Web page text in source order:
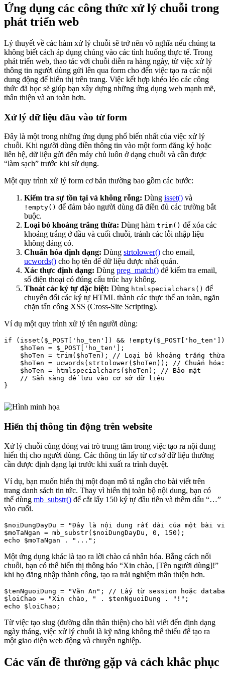
Ứng dụng các công thức xử lý chuỗi trong
phát triển web
Lý thuyết về các hàm xử lý chuỗi sẽ trở nên vô nghĩa nếu chúng ta
không biết cách áp dụng chúng vào các tình huống thực tế. Trong
phát triển web, thao tác với chuỗi diễn ra hàng ngày, từ việc xử lý
thông tin người dùng gửi lên qua form cho đến việc tạo ra các nội
dung động để hiển thị trên trang. Việc kết hợp khéo léo các công
thức đã học sẽ giúp bạn xây dựng những ứng dụng web mạnh mẽ,
thân thiện và an toàn hơn.
Xử lý dữ liệu đầu vào từ form
Đây là một trong những ứng dụng phổ biến nhất của việc xử lý
chuỗi. Khi người dùng điền thông tin vào một form đăng ký hoặc
liên hệ, dữ liệu gửi đến máy chủ luôn ở dạng chuỗi và cần được
“làm sạch” trước khi sử dụng.
Một quy trình xử lý form cơ bản thường bao gồm các bước:
Kiểm tra sự tồn tại và không rỗng: Dùng isset() và
!empty() để đảm bảo người dùng đã điền đủ các trường bắt
buộc.
Loại bỏ khoảng trắng thừa: Dùng hàm trim() để xóa các
khoảng trắng ở đầu và cuối chuỗi, tránh các lỗi nhập liệu
không đáng có.
Chuẩn hóa định dạng: Dùng strtolower() cho email,
ucwords() cho họ tên để dữ liệu được nhất quán.
Xác thực định dạng: Dùng preg_match() để kiểm tra email,
số điện thoại có đúng cấu trúc hay không.
Thoát các ký tự đặc biệt: Dùng htmlspecialchars() để
chuyển đổi các ký tự HTML thành các thực thể an toàn, ngăn
chặn tấn công XSS (Cross-Site Scripting).
Ví dụ một quy trình xử lý tên người dùng:
if (isset($_POST['ho_ten']) &&
    $hoTen = $_POST['ho_ten'];
    $hoTen = trim($hoTen); // Loại bỏ khoảng trắng thừa
$hoTen = ucwords(strtolower($hoTen)); // Chuẩn
    $hoTen = htmlspecialchars($hoTen); // Bảo mật
    // Sẵn sàng để lưu vào cơ sở dữ liệu
Hiển thị thông tin động trên website
Xử lý chuỗi cũng đóng vai trò trung tâm trong việc tạo ra nội dung
hiển thị cho người dùng. Các thông tin lấy từ cơ sở dữ liệu thường
cần được định dạng lại trước khi xuất ra trình duyệt.
Ví dụ, bạn muốn hiển thị một đoạn mô tả ngắn cho bài viết trên
trang danh sách tin tức. Thay vì hiển thị toàn bộ nội dung, bạn có
thể dùng mb_substr() để cắt lấy 150 ký tự đầu tiên và thêm dấu “…”
vào cuối.
$noiDungDayDu = "Đây là nội dung rất dài của một
$moTaNgan = mb_substr($noiDungDayDu, 0, 150);
Một ứng dụng khác là tạo ra lời chào cá nhân hóa. Bằng cách nối
chuỗi, bạn có thể hiển thị thông báo “Xin chào, [Tên người dùng]!”
khi họ đăng nhập thành công, tạo ra trải nghiệm thân thiện hơn.
$tenNguoiDung = "Văn An"; // Lấy từ session hoặc
$loiChao = "Xin chào, " . $tenNguoiDung . "!";
Từ việc tạo slug (đường dẫn thân thiện) cho bài viết đến định dạng
ngày tháng, việc xử lý chuỗi là kỹ năng không thể thiếu để tạo ra
một giao diện web động và chuyên nghiệp.
Các vấn đề thường gặp và cách khắc phục